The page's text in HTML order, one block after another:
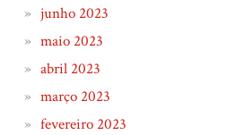
junho 2023
maio 2023
abril 2023
março 2023
fevereiro 2023